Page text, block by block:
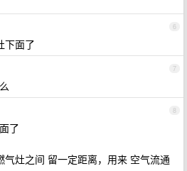
6
下面了
7
8
了
灶之间 留一定距离，用来 空气流通